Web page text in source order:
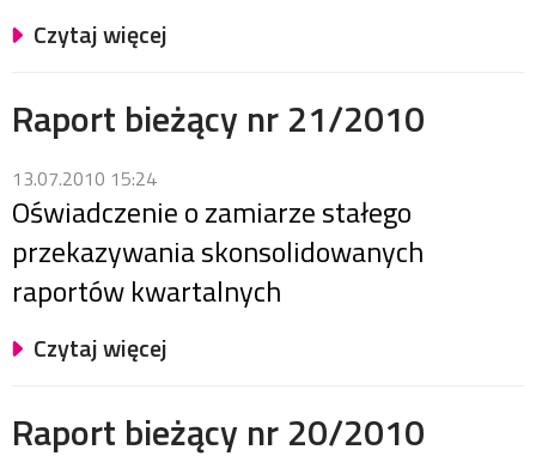
Czytaj więcej
Raport bieżący nr 21/2010
13.07.2010 15:24
Oświadczenie o zamiarze stałego
przekazywania skonsolidowanych
raportów kwartalnych
Czytaj więcej
Raport bieżący nr 20/2010